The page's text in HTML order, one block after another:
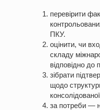
перевірити
ПКУ.
оцінити, чи
складу
відповідно до
зібрати
щодо
консолідованої
за потреби —